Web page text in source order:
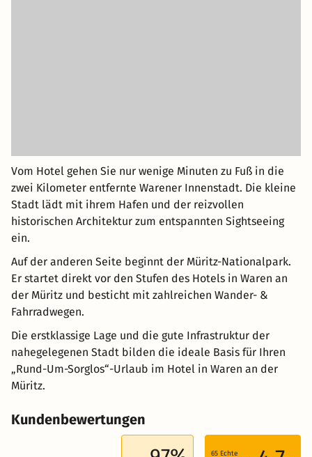
Vom Hotel gehen Sie nur wenige Minuten zu Fuß in die
zwei Kilometer entfernte Warener Innenstadt. Die kleine
Stadt lädt mit ihrem Hafen und der reizvollen
historischen Architektur zum entspannten Sightseeing
ein.
Auf der anderen Seite beginnt der Müritz-Nationalpark.
Er startet direkt vor den Stufen des Hotels in Waren an
der Müritz und besticht mit zahlreichen Wander- &
Fahrradwegen.
Die erstklassige Lage und die gute Infrastruktur der
nahegelegenen Stadt bilden die ideale Basis für Ihren
„Rund-Um-Sorglos“-Urlaub im Hotel in Waren an der
Müritz.
Kundenbewertungen
65 Echte